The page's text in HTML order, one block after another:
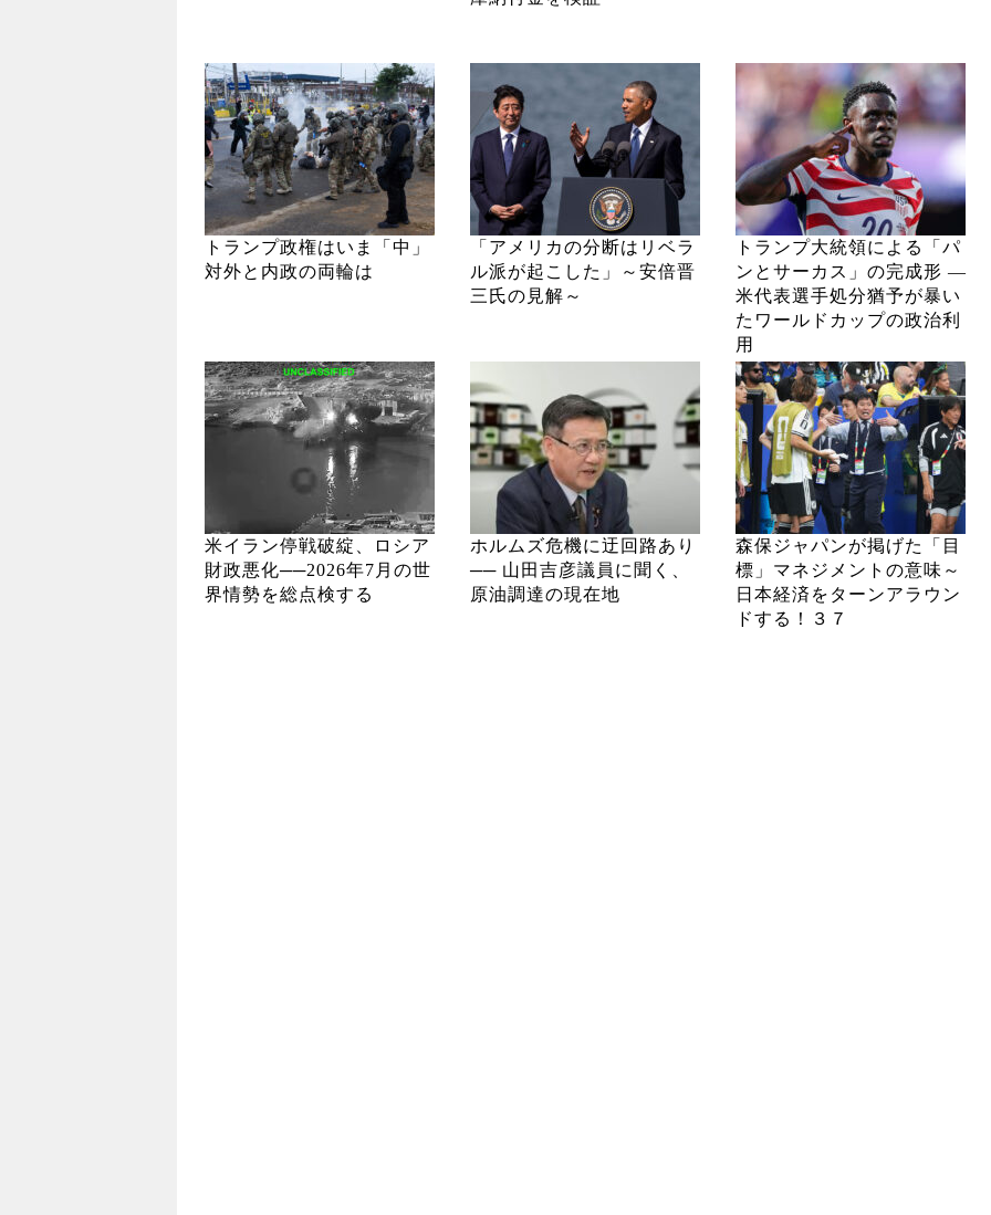
トランプ政権はいま「中」
対外と内政の両輪は
「アメリカの分断はリベラ
ル派が起こした」～安倍晋
三氏の見解～
トランプ大統領による「パ
ンとサーカス」の完成形 ―
米代表選手処分猶予が暴い
たワールドカップの政治利
用
米イラン停戦破綻、ロシア
財政悪化──2026年7月の世
界情勢を総点検する
ホルムズ危機に迂回路あり
── 山田吉彦議員に聞く、
原油調達の現在地
森保ジャパンが掲げた「目
標」マネジメントの意味～
日本経済をターンアラウン
ドする！３７